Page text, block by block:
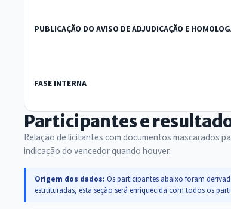
PUBLICAÇÃO DO AVISO DE ADJUDICAÇÃO E
FASE INTERNA
Participantes e
Relação de licitantes com documentos mascarados
indicação do vencedor quando houver.
Origem dos dados: Os participantes abaixo foram
estruturadas, esta seção será enriquecida com todos os